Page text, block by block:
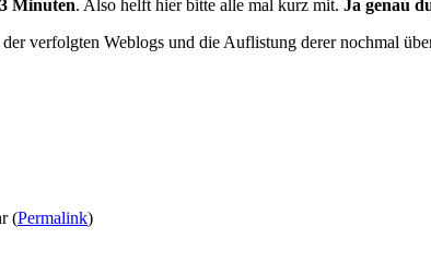
Minuten. Also helft hier bitte alle mal kurz mit. Ja genau
verfolgten Weblogs und die Auflistung derer nochmal
(Permalink)